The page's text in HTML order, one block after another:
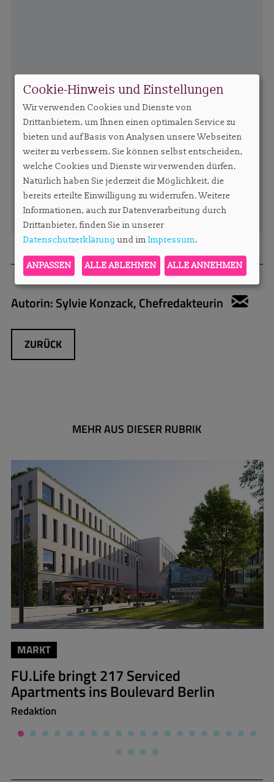
Autorin:Sylvie Konzack, Chefredakteurin
ZURÜCK
MEHR AUS DIESER RUBRIK
MARKT
FU.Life bringt 217 Serviced
Apartments ins Boulevard Berlin
Redaktion
Cookie-Hinweis und Einstellungen
Wir verwenden Cookies und Dienste von
Drittanbietern, um Ihnen einen optimalen Service zu
bieten und auf Basis von Analysen unsere Webseiten
weiter zu verbessern. Sie können selbst entscheiden,
welche Cookies und Dienste wir verwenden dürfen.
Natürlich haben Sie jederzeit die Möglichkeit, die
bereits erteilte Einwilligung zu widerrufen. Weitere
Informationen, auch zur Datenverarbeitung durch
Drittanbieter, finden Sie in unserer
Datenschutzerklärung und im Impressum.
ANPASSEN ALLE ABLEHNEN ALLE ANNEHMEN